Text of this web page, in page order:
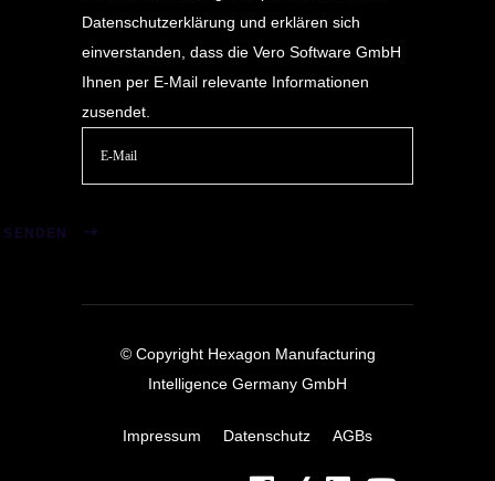
Datenschutzerklärung und erklären sich
einverstanden, dass die Vero Software GmbH
Ihnen per E-Mail relevante Informationen
zusendet.
lasse
SENDEN
© Copyright Hexagon Manufacturing
Intelligence Germany GmbH
Impressum Datenschutz AGBs